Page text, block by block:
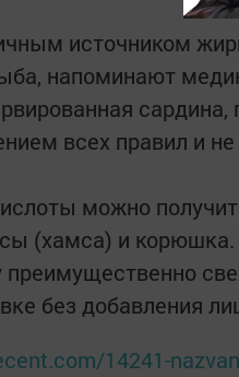
источником
напоминают
сардина,
всех правил и
можно
(хамса) и
преимущественно
без добавления
14241-